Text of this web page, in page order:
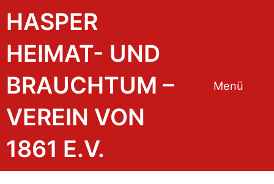
HASPER
HEIMAT- UND
BRAUCHTUM –
VEREIN VON
1861 E.V.
Menü